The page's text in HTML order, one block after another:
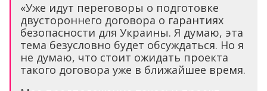
«Уже идут переговоры о подготовке
двустороннего договора о гарантиях
безопасности для Украины. Я думаю, эта
тема безусловно будет обсуждаться. Но я
не думаю, что стоит ожидать проекта
такого договора уже в ближайшее время.